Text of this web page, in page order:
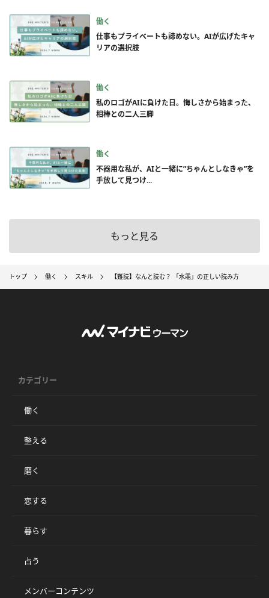
働く
仕事もプライベートも諦めない。AIが広げたキャ
リアの選択肢
働く
私のロゴがAIに負けた日。悔しさから始まった、
相棒との二人三脚
働く
不器用な私が、AIと一緒に”ちゃんとしなきゃ”を
手放して見つけ...
もっと見る
トップ 働く スキル 【難読】なんと読む？ 「水黽」の正しい読み方
カテゴリー
働く
整える
磨く
恋する
暮らす
占う
メンバーコンテンツ